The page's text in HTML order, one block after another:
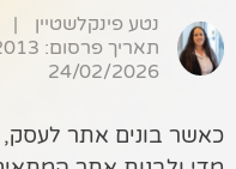
בניית אתרים
קידום אתרים
פרסום בגוגל
נטע פינקלשטיין |
תאריך פרסום: 02/02/2013
24/02/2026
כאשר בונים אתר